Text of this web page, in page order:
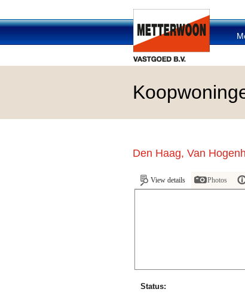
Den Haag, Van
View details Photos
Status: